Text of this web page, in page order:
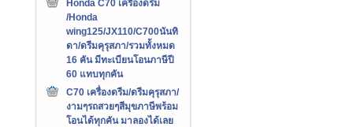
Honda C70 เครืองดรีม
/Honda
wing125/JX110/C700นันทิ
ดา/ดรีมคุรุสภา/รวมทั้งหมด
16 คัน มีทะเบียนโอนภาษีปี
60 แทบทุกคัน
C70 เครื่องดรีม/ดรีมคุรุสภา/
งามๆรถสวยๆสีมุขภาษีพร้อม
โอนได้ทุกคัน มาลองได้เลย